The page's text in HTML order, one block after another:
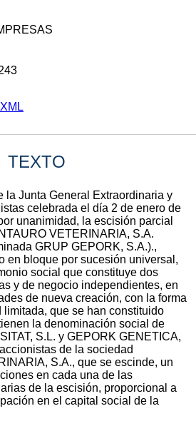
XML
TEXTO
la Junta General Extraordinaria y
celebrada el día 2 de enero de
unanimidad, la escisión parcial
VETERINARIA, S.A.
GRUP GEPORK, S.A.).,
en bloque por sucesión universal,
social que constituye dos
y de negocio independientes, en
de nueva creación, con la forma
que se han constituido
la denominación social de
S.L. y GEPORK GENETICA,
de la sociedad
S.A., que se escinde, un
en cada una de las
de la escisión, proporcional a
en el capital social de la